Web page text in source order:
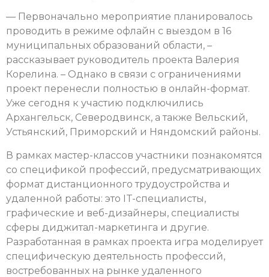
— Первоначально мероприятие планировалось
проводить в режиме офлайн с выездом в 16
муниципальных образований области, –
рассказывает руководитель проекта Валерия
Корелина. – Однако в связи с ограничениями
проект перенесли полностью в онлайн-формат.
Уже сегодня к участию подключились
Архангельск, Северодвинск, а также Вельский,
Устьянский, Приморский и Няндомский районы.
В рамках мастер-классов участники познакомятся
со спецификой профессий, предусматривающих
формат дистанционного трудоустройства и
удаленной работы: это IT-специалисты,
графические и веб-дизайнеры, специалисты
сферы диджитал-маркетинга и другие.
Разработанная в рамках проекта игра моделирует
специфическую деятельность профессий,
востребованных на рынке удаленного